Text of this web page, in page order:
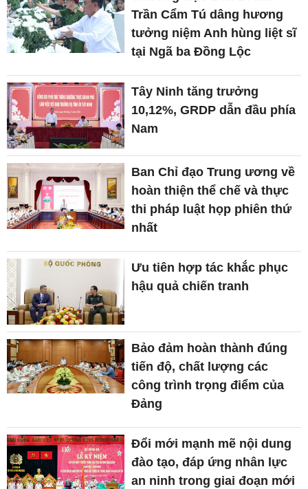
Trần Cẩm Tú dâng hương
tưởng niệm Anh hùng liệt sĩ
tại Ngã ba Đồng Lộc
Tây Ninh tăng trưởng
10,12%, GRDP dẫn đầu phía
Nam
Ban Chỉ đạo Trung ương về
hoàn thiện thể chế và thực
thi pháp luật họp phiên thứ
nhất
Ưu tiên hợp tác khắc phục
hậu quả chiến tranh
Bảo đảm hoàn thành đúng
tiến độ, chất lượng các
công trình trọng điểm của
Đảng
Đổi mới mạnh mẽ nội dung
đào tạo, đáp ứng nhân lực
an ninh trong giai đoạn mới